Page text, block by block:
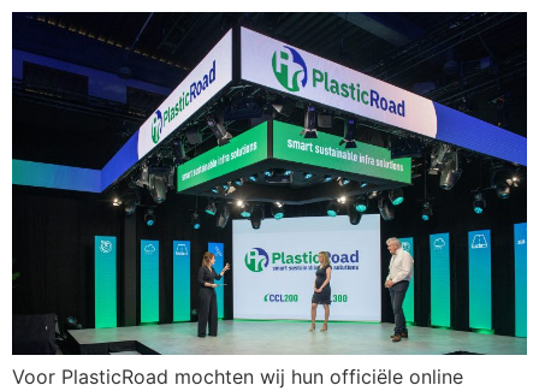
Voor PlasticRoad mochten wij hun officiële online